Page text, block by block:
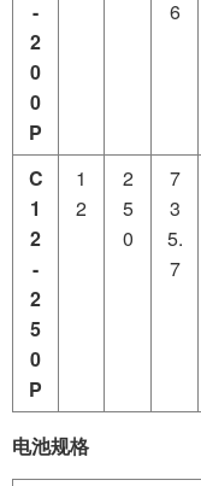
-
2
0
0
P
6
C
1
2
-
2
5
0
P
1
2
2
5
0
7
3
5.
7
电池规格